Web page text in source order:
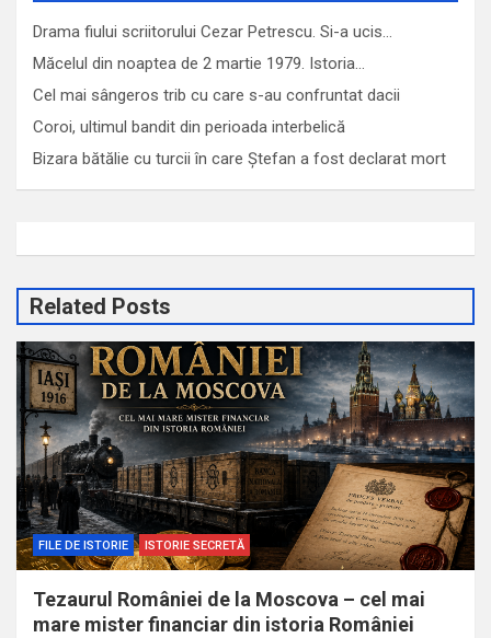
Drama fiului scriitorului Cezar Petrescu. Si-a ucis…
Măcelul din noaptea de 2 martie 1979. Istoria…
Cel mai sângeros trib cu care s-au confruntat dacii
Coroi, ultimul bandit din perioada interbelică
Bizara bătălie cu turcii în care Ștefan a fost declarat mort
Related Posts
FILE DE ISTORIE ISTORIE SECRETĂ
Tezaurul României de la Moscova – cel mai
mare mister financiar din istoria României